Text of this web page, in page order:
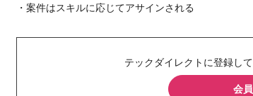
・案件はスキルに応じてアサインされる
テックダイレクトに登録し
会